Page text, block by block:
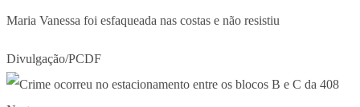
Maria Vanessa foi esfaqueada nas costas e não resistiu
Divulgação/PCDF